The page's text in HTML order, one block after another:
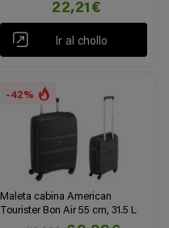
22,21€
Ir al chollo
-42%
Maleta cabina American
Tourister Bon Air 55 cm, 31.5 L